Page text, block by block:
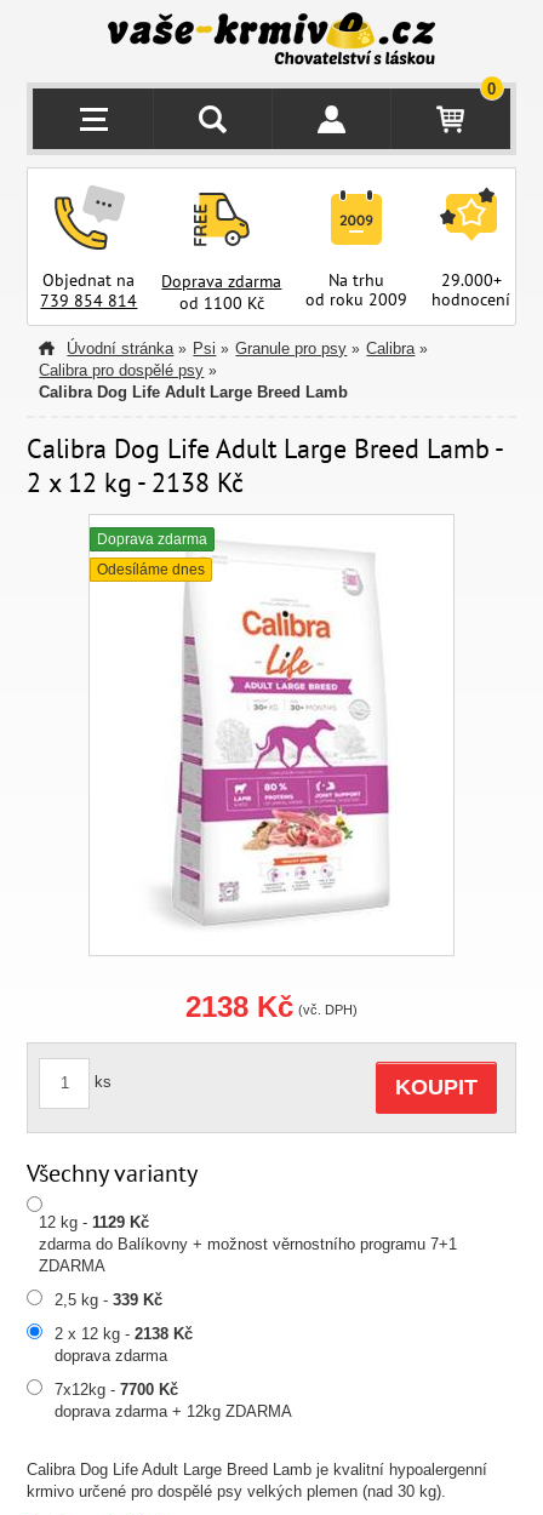
0
Objednat na
739 854 814
Doprava zdarma
od 1100 Kč
Na trhu
od roku 2009
29.000+
hodnocení
Úvodní stránka » Psi » Granule pro psy » Calibra »
Calibra pro dospělé psy »
Calibra Dog Life Adult Large Breed Lamb
Calibra Dog Life Adult Large Breed Lamb -
2 x 12 kg - 2138 Kč
Doprava zdarma
Odesíláme dnes
Calibra Dog Life Adult Large Breed Lamb je kvalitní hypoalergenní
krmivo určené pro dospělé psy velkých plemen (nad 30 kg).
2138 Kč (vč. DPH)
ks KOUPIT
Všechny varianty
12 kg -1129 Kč
zdarma do Balíkovny + možnost věrnostního programu 7+1
ZDARMA
2,5 kg -339 Kč
2 x 12 kg -2138 Kč
doprava zdarma
7x12kg -7700 Kč
doprava zdarma + 12kg ZDARMA